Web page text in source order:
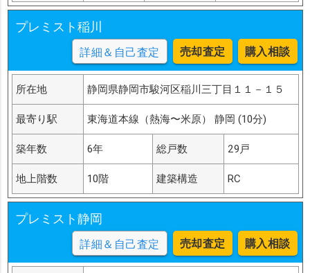
プレミスト稲川
詳細＆自己査定 売却査定 購入相談
所在地 静岡県静岡市駿河区稲川三丁目１１－１５
最寄り駅 東海道本線（熱海〜米原） 静岡 (10分)
築年数 6年 総戸数 29戸
地上階数 10階 建築構造 RC
プレミスト静岡
詳細＆自己査定 売却査定 購入相談